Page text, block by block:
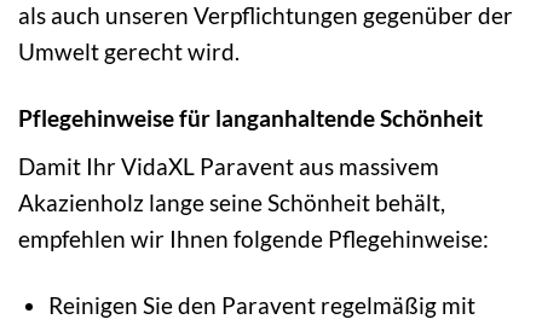
als auch unseren Verpflichtungen gegenüber der
Umwelt gerecht wird.
Pflegehinweise für langanhaltende Schönheit
Damit Ihr VidaXL Paravent aus massivem
Akazienholz lange seine Schönheit behält,
empfehlen wir Ihnen folgende Pflegehinweise:
Reinigen Sie den Paravent regelmäßig mit